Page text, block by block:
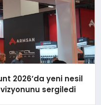
2026’da yeni nesil
sergiledi